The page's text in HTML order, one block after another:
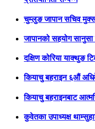
चुम्लुङ जापान सचिव
जापानको सहयोग सानुसा
दक्षिण कोरिया याक्थुङ
कियाचु बहराइन ६औं
कियाचु बहराइनबाट
कुवेतका उपाध्यक्ष